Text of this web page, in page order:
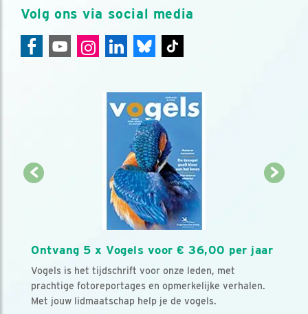
Volg ons via social media
Ontvang 5 x Vogels voor € 36,00 per jaar
Vogels is het tijdschrift voor onze leden, met
prachtige fotoreportages en opmerkelijke verhalen.
Met jouw lidmaatschap help je de vogels.